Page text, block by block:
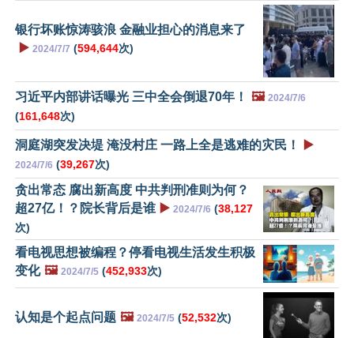
银行坏账惊涛骇浪 金融业担心的消息来了
▶️ 2024/7/7 (594,644次)
习近平内部讲话曝光 三中全会倒退70年！ 🖼️ 2024/7/6
(161,648次)
洞庭湖突发决堤 淹没村庄 一路上全是逃难的灾民！ ▶️
2024/7/6 (39,267次)
贪出常态 腐出新高度 中共判刑准则为何？
超27亿！？院长背后是谁 ▶️ 2024/7/6 (38,127
次)
看电视思想被编程？停看电视生活发生积极
变化 🖼️ 2024/7/5 (452,933次)
认知是个起点问题 🖼️ 2024/7/5 (52,532次)